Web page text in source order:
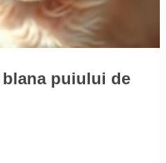
puiului de